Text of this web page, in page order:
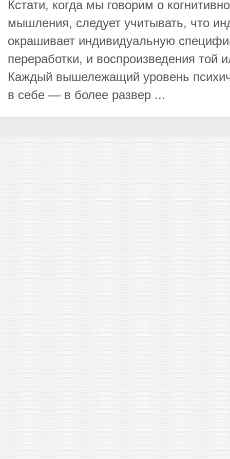
Кстати, когда мы говорим о
мышления, следует учитывать, что
окрашивает индивидуальную
переработки, и воспроизведения той
Каждый вышележащий уровень
в себе — в более развер ...